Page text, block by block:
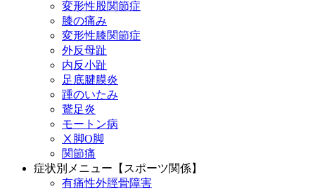
変形性股関節症
膝の痛み
変形性膝関節症
外反母趾
内反小趾
足底腱膜炎
踵のいたみ
鵞足炎
モートン病
Ⅹ脚O脚
関節痛
症状別メニュー【スポーツ関係】
有痛性外脛骨障害